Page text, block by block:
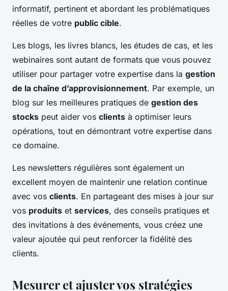
informatif, pertinent et abordant les problématiques
réelles de votre public cible.
Les blogs, les livres blancs, les études de cas, et les
webinaires sont autant de formats que vous pouvez
utiliser pour partager votre expertise dans la gestion
de la chaîne d’approvisionnement. Par exemple, un
blog sur les meilleures pratiques de gestion des
stocks peut aider vos clients à optimiser leurs
opérations, tout en démontrant votre expertise dans
ce domaine.
Les newsletters régulières sont également un
excellent moyen de maintenir une relation continue
avec vos clients. En partageant des mises à jour sur
vos produits et services, des conseils pratiques et
des invitations à des événements, vous créez une
valeur ajoutée qui peut renforcer la fidélité des
clients.
Mesurer et ajuster vos stratégies